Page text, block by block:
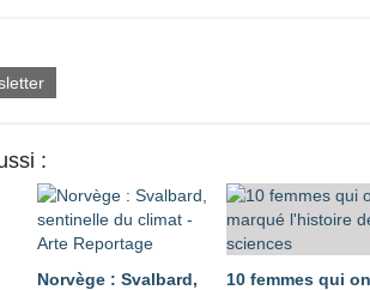
:
Norvège : Svalbard,
10 femmes qui